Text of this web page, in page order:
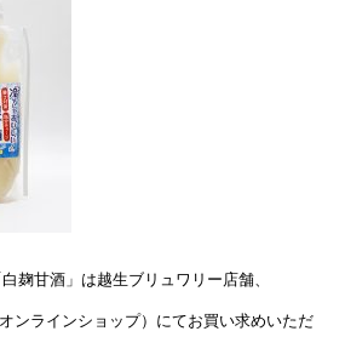
麹甘酒」は越生ブリュワリー店舗、
ンラインショップ）にてお買い求めいただ